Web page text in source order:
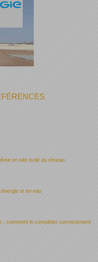
en site isolé du réseau
et en eau
: comment le compléter correctement